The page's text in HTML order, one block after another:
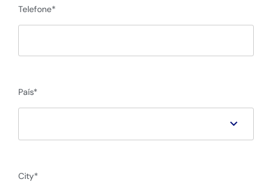
Telefone
País*
City